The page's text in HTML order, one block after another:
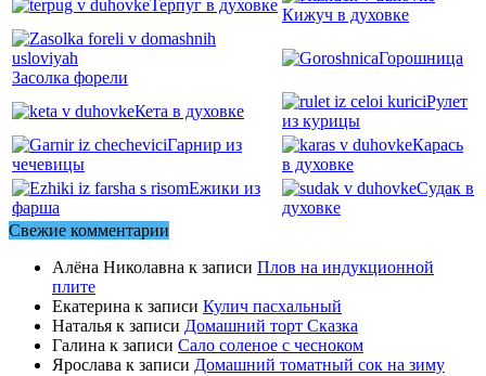
Терпуг в духовке
Кижуч в духовке
Засолка форели
Горошница
Кета в духовке
Рулет
из курицы
Гарнир из
чечевицы
Карась
в духовке
Ежики из
фарша
Судак в
духовке
Свежие комментарии
Алёна Николавна к записи Плов на индукционной
плите
Екатерина к записи Кулич пасхальный
Наталья к записи Домашний торт Сказка
Галина к записи Сало соленое с чесноком
Ярослава к записи Домашний томатный сок на зиму